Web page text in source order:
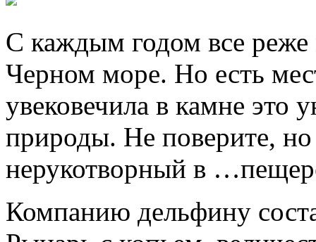
С каждым годом все
Черном море. Но есть
увековечила в камне это
природы. Не поверите,
нерукотворный в
Компанию дельфину